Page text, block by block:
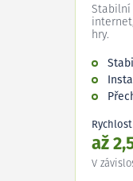
Stabilní
hry.
Rychlost
až
V